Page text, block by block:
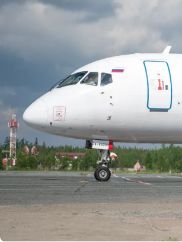
Салехард
Тарко-Сале
Шурышкарский район
Ямальский район